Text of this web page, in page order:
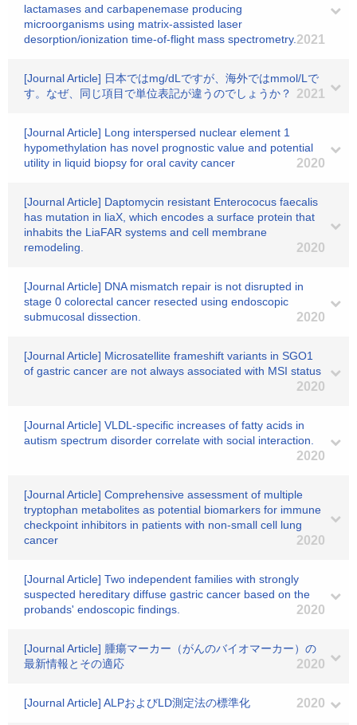
lactamases and carbapenemase producing
microorganisms using matrix-assisted laser
desorption/ionization time-of-flight mass spectrometry. 2021
[Journal Article] 日本ではmg/dLですが、海外ではmmol/Lで
す。なぜ、同じ項目で単位表記が違うのでしょうか？
2021
[Journal Article] Long interspersed nuclear element 1
hypomethylation has novel prognostic value and potential
utility in liquid biopsy for oral cavity cancer
2020
[Journal Article] Daptomycin resistant Enterococus faecalis
has mutation in liaX, which encodes a surface protein that
inhabits the LiaFAR systems and cell membrane
remodeling.
2020
[Journal Article] DNA mismatch repair is not disrupted in
stage 0 colorectal cancer resected using endoscopic
submucosal dissection.
2020
[Journal Article] Microsatellite frameshift variants in SGO1
of gastric cancer are not always associated with MSI status
2020
[Journal Article] VLDL-specific increases of fatty acids in
autism spectrum disorder correlate with social interaction.
2020
[Journal Article] Comprehensive assessment of multiple
tryptophan metabolites as potential biomarkers for immune
checkpoint inhibitors in patients with non-small cell lung
cancer
2020
[Journal Article] Two independent families with strongly
suspected hereditary diffuse gastric cancer based on the
probands' endoscopic findings.
2020
[Journal Article] 腫瘍マーカー（がんのバイオマーカー）の
最新情報とその適応
2020
[Journal Article] ALPおよびLD測定法の標準化 2020